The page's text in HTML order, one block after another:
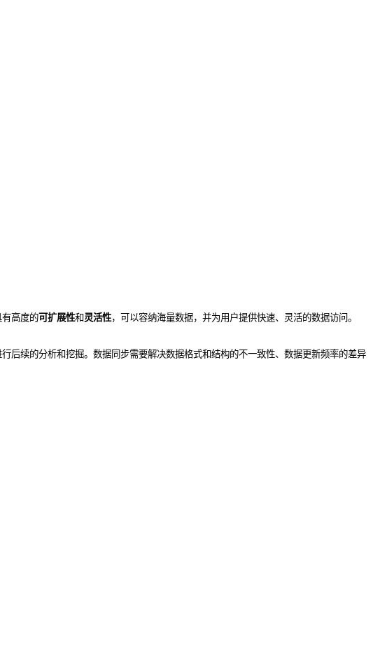
高度的可扩展性和灵活性，可以容纳海量数据，并为用户提供快速、灵活的数据访问。
后续的分析和挖掘。数据同步需要解决数据格式和结构的不一致性、数据更新频率的差异